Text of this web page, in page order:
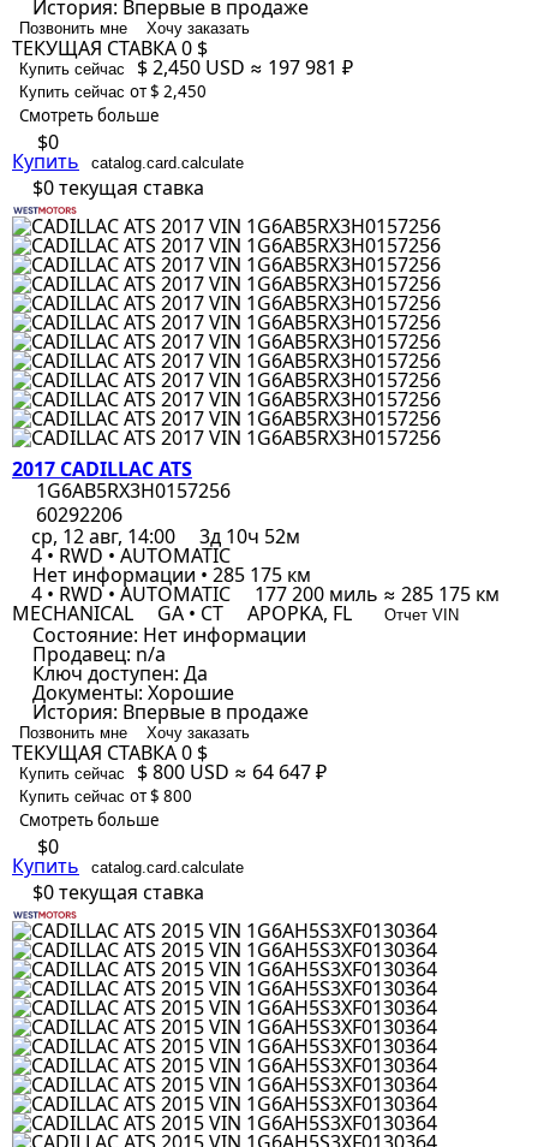
История: Впервые в продаже
Позвонить мне Хочу заказать
ТЕКУЩАЯ СТАВКА0 $
Купить сейчас $ 2,450 USD ≈ 197 981 ₽
Купить сейчас от $ 2,450
Смотреть больше
$0
Купить catalog.card.calculate
$0текущая ставка
2017 CADILLAC ATS
1G6AB5RX3H0157256
60292206
ср, 12 авг, 14:00
3д 10ч 52м
4 • RWD • AUTOMATIC
Нет информации • 285 175 км
4 • RWD • AUTOMATIC 177 200 миль ≈ 285 175 км
MECHANICAL GA • CT APOPKA, FL Отчет VIN
Состояние: Нет информации
Продавец: n/a
Ключ доступен: Да
Документы: Хорошие
История: Впервые в продаже
Позвонить мне Хочу заказать
ТЕКУЩАЯ СТАВКА0 $
Купить сейчас $ 800 USD ≈ 64 647 ₽
Купить сейчас от $ 800
Смотреть больше
$0
Купить catalog.card.calculate
$0текущая ставка